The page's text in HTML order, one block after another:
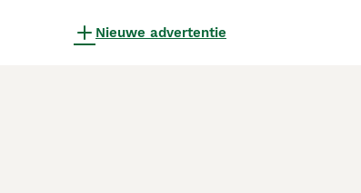
Nieuwe advertentie